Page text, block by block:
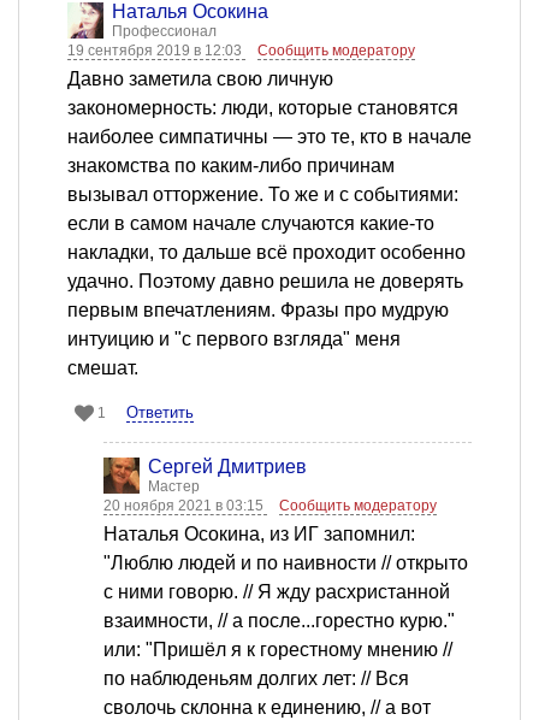
Наталья Осокина
Профессионал
19 сентября 2019 в 12:03
Сообщить модератору
Давно заметила свою личную
закономерность: люди, которые становятся
наиболее симпатичны — это те, кто в начале
знакомства по каким-либо причинам
вызывал отторжение. То же и с событиями:
если в самом начале случаются какие-то
накладки, то дальше всё проходит особенно
удачно. Поэтому давно решила не доверять
первым впечатлениям. Фразы про мудрую
интуицию и "с первого взгляда" меня
смешат.
1 Ответить
Сергей Дмитриев
Мастер
20 ноября 2021 в 03:15
Сообщить модератору
Наталья Осокина, из ИГ запомнил:
"Люблю людей и по наивности // открыто
с ними говорю. // Я жду расхристанной
взаимности, // а после...горестно курю."
или: "Пришёл я к горестному мнению //
по наблюденьям долгих лет: // Вся
сволочь склонна к единению, // а вот